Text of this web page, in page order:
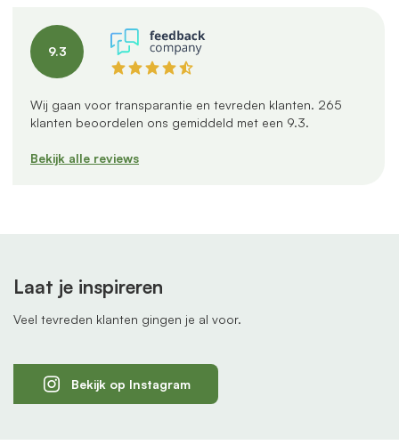
9.3
Wij gaan voor transparantie en tevreden klanten. 265
klanten beoordelen ons gemiddeld met een 9.3.
Bekijk alle reviews
Laat je inspireren
Veel tevreden klanten gingen je al voor.
Bekijk op Instagram